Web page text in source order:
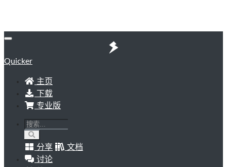
Quicker
主页
下载
专业版
分享
文档
讨论